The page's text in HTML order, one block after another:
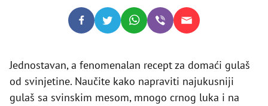
Jednostavan, a fenomenalan recept za domaći gulaš
od svinjetine. Naučite kako napraviti najukusniji
gulaš sa svinskim mesom, mnogo crnog luka i na